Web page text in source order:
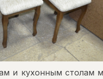
и кухонным столам